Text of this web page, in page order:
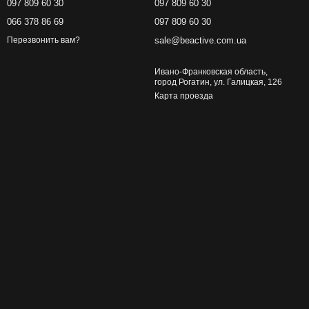
097 809 60 30
066 378 86 69
Перезвонить вам?
097 809 60 30
097 809 60 30
sale@beactive.com.ua
Ивано-Франковская область,
город Рогатин, ул. Галицкая, 126
Карта проезда